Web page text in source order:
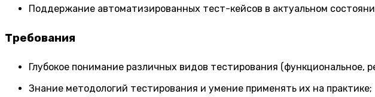
Поддержание автоматизированных тест-кейсов в актуальном
Требования
Глубокое понимание различных видов тестирования (функциональное,
Знание методологий тестирования и умение применять их на практике;